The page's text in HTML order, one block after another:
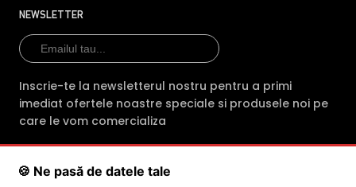
profesionalism fiecare comanda. Indiferent
de produsul achizitionat, clientii primesc din
partea magazinului online intre 2 si 3 ani
E-Camere.ro ofera si consultanta tehnica
echipamentelor cumparate
NEWSLETTER
Inscrie-te la newsletterul nostru pentru a primi
imediat ofertele noastre speciale si produsele noi pe
care le vom comercializa
🍪 Ne pasă de datele tale